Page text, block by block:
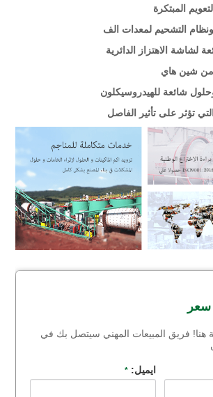
المبتكرة
ونظام التشحيم لمعدات الف
لشاشة الاهتزاز الدائرية
من شين هاي
شائعة للهيدروسيكلون
تؤثر على تأثير الفاصل
هنا! فريق المبيعات المهني سيتصل بك في
ايميل: *